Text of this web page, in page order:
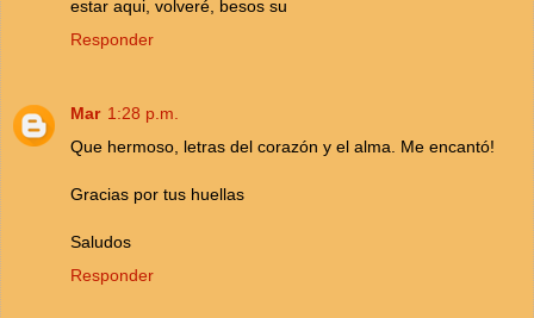
estar aqui, volveré, besos su
Responder
Mar 1:28 p.m.
Que hermoso, letras del corazón y el alma. Me encantó!
Gracias por tus huellas
Saludos
Responder